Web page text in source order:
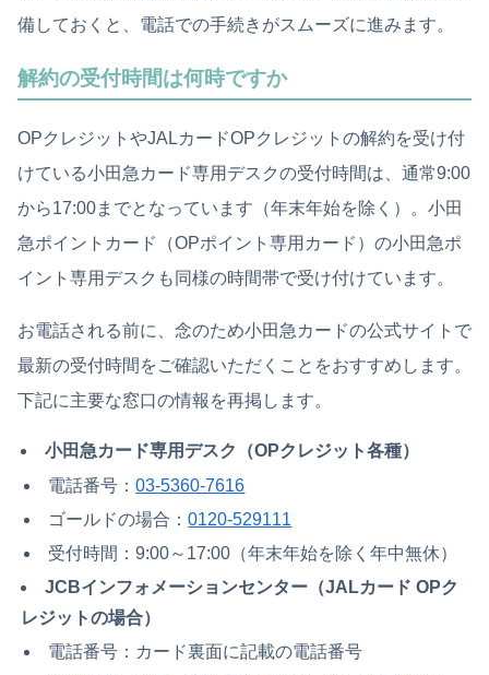
備しておくと、電話での手続きがスムーズに進みます。
解約の受付時間は何時ですか
OPクレジットやJALカードOPクレジットの解約を受け付
けている小田急カード専用デスクの受付時間は、通常9:00
から17:00までとなっています（年末年始を除く）。小田
急ポイントカード（OPポイント専用カード）の小田急ポ
イント専用デスクも同様の時間帯で受け付けています。
お電話される前に、念のため小田急カードの公式サイトで
最新の受付時間をご確認いただくことをおすすめします。
下記に主要な窓口の情報を再掲します。
小田急カード専用デスク（OPクレジット各種）
電話番号：03-5360-7616
ゴールドの場合：0120-529111
受付時間：9:00～17:00（年末年始を除く年中無休）
JCBインフォメーションセンター（JALカード OPク
レジットの場合）
電話番号：カード裏面に記載の電話番号